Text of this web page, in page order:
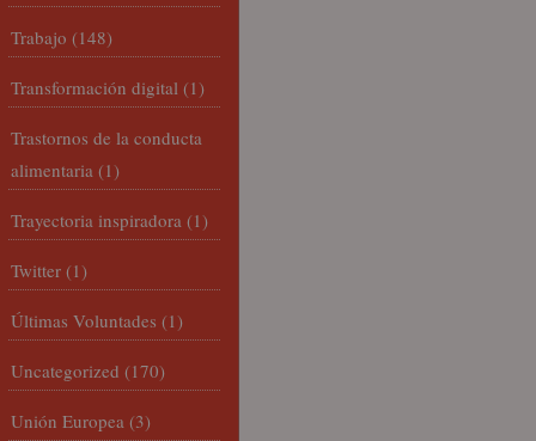
Trabajo (148)
Transformación digital (1)
Trastornos de la conducta
alimentaria (1)
Trayectoria inspiradora (1)
Twitter (1)
Últimas Voluntades (1)
Uncategorized (170)
Unión Europea (3)